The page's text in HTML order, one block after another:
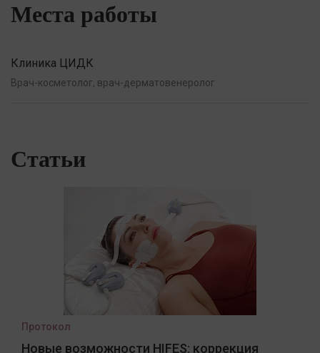
Места работы
Клиника ЦИДК
Врач-косметолог, врач-дерматовенеролог
Статьи
Протокол
Новые возможности HIFES: коррекция